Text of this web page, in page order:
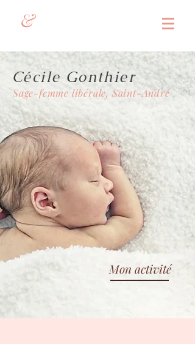
&
Cécile Gonthier
Mon activité
Sage-femme libérale, Saint-André